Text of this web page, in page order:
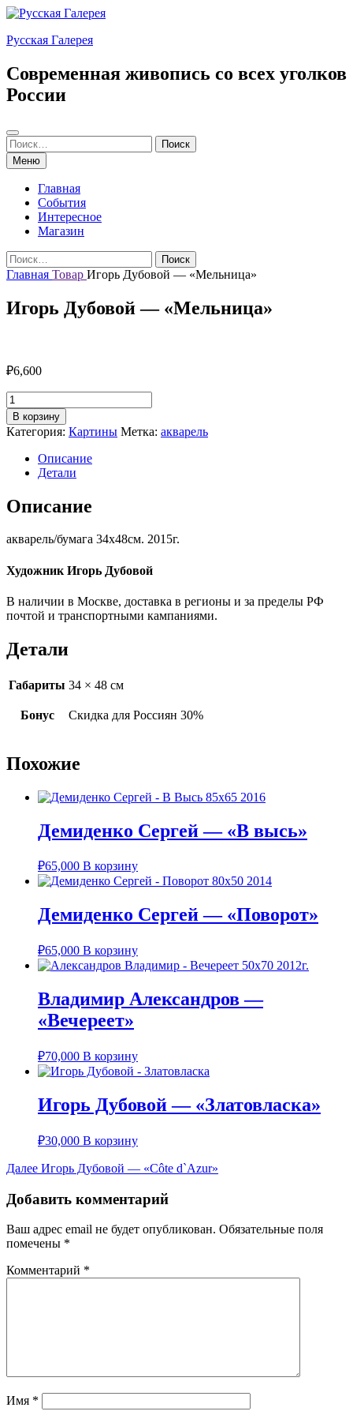
Перейти
содержимому
Русская Галерея
Современная живопись со всех уголков
России
Поиск
Найти:
Поиск
Меню
Главная
События
Интересное
Магазин
Найти:
Поиск
Главная Товар Игорь Дубовой — «Мельница»
Игорь Дубовой — «Мельница»
₽6,600
Количество
товара
Игорь
Дубовой
"Мельница"
В корзину
Категория: Картины Метка: акварель
Описание
Детали
Описание
акварель/бумага 34х48см. 2015г.
Художник Игорь Дубовой
В наличии в Москве, доставка в регионы и за пределы РФ
почтой и транспортными кампаниями.
Детали
Габариты 34 × 48 см
Бонус Скидка для Россиян 30%
Похожие
Демиденко Сергей — «В высь»
₽65,000 В корзину
Демиденко Сергей — «Поворот»
₽65,000 В корзину
Владимир Александров —
«Вечереет»
₽70,000 В корзину
Игорь Дубовой — «Златовласка»
₽30,000 В корзину
Навигация
по
записям
Далее Следующая
Игорь Дубовой — «Côte d`Azur»
Добавить комментарий
Ваш адрес email не будет опубликован. Обязательные поля
помечены *
Комментарий *
Имя *